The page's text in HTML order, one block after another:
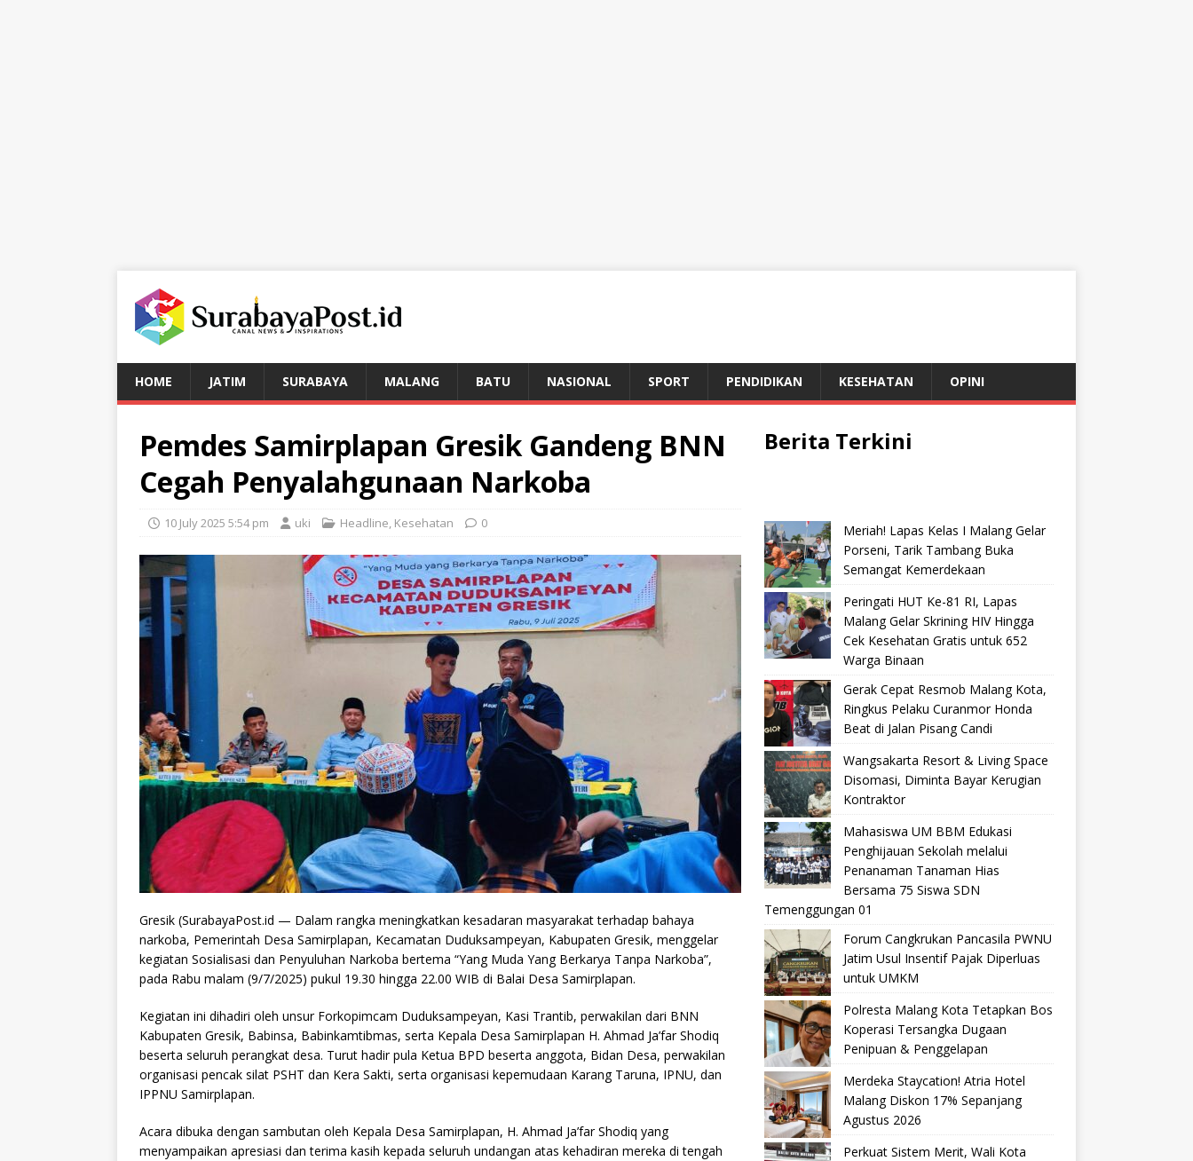
HOME JATIM SURABAYA MALANG BATU NASIONAL SPORT PENDIDIKAN KESEHATAN OPINI
Pemdes Samirplapan Gresik Gandeng BNN
Cegah Penyalahgunaan Narkoba
10 July 2025 5:54 pm uki Headline, Kesehatan 0
Gresik (SurabayaPost.id — Dalam rangka meningkatkan kesadaran masyarakat terhadap bahaya
narkoba, Pemerintah Desa Samirplapan, Kecamatan Duduksampeyan, Kabupaten Gresik, menggelar
kegiatan Sosialisasi dan Penyuluhan Narkoba bertema “Yang Muda Yang Berkarya Tanpa Narkoba”,
pada Rabu malam (9/7/2025) pukul 19.30 hingga 22.00 WIB di Balai Desa Samirplapan.
Kegiatan ini dihadiri oleh unsur Forkopimcam Duduksampeyan, Kasi Trantib, perwakilan dari BNN
Kabupaten Gresik, Babinsa, Babinkamtibmas, serta Kepala Desa Samirplapan H. Ahmad Ja’far Shodiq
beserta seluruh perangkat desa. Turut hadir pula Ketua BPD beserta anggota, Bidan Desa, perwakilan
organisasi pencak silat PSHT dan Kera Sakti, serta organisasi kepemudaan Karang Taruna, IPNU, dan
IPPNU Samirplapan.
Acara dibuka dengan sambutan oleh Kepala Desa Samirplapan, H. Ahmad Ja’far Shodiq yang
menyampaikan apresiasi dan terima kasih kepada seluruh undangan atas kehadiran mereka di tengah
Berita Terkini
Meriah! Lapas Kelas I Malang Gelar
Porseni, Tarik Tambang Buka
Semangat Kemerdekaan
Peringati HUT Ke-81 RI, Lapas
Malang Gelar Skrining HIV Hingga
Cek Kesehatan Gratis untuk 652
Warga Binaan
Gerak Cepat Resmob Malang Kota,
Ringkus Pelaku Curanmor Honda
Beat di Jalan Pisang Candi
Wangsakarta Resort & Living Space
Disomasi, Diminta Bayar Kerugian
Kontraktor
Mahasiswa UM BBM Edukasi
Penghijauan Sekolah melalui
Penanaman Tanaman Hias
Bersama 75 Siswa SDN
Temenggungan 01
Forum Cangkrukan Pancasila PWNU
Jatim Usul Insentif Pajak Diperluas
untuk UMKM
Polresta Malang Kota Tetapkan Bos
Koperasi Tersangka Dugaan
Penipuan & Penggelapan
Merdeka Staycation! Atria Hotel
Malang Diskon 17% Sepanjang
Agustus 2026
Perkuat Sistem Merit, Wali Kota